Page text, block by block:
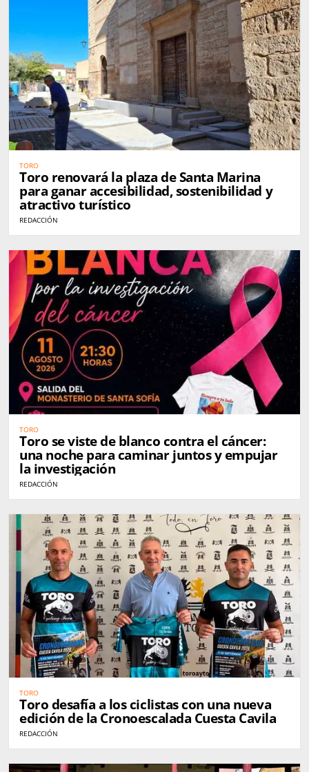
TORO
Toro renovará la plaza de Santa Marina
para ganar accesibilidad, sostenibilidad y
atractivo turístico
REDACCIÓN
TORO
Toro se viste de blanco contra el cáncer:
una noche para caminar juntos y empujar
la investigación
REDACCIÓN
TORO
Toro desafía a los ciclistas con una nueva
edición de la Cronoescalada Cuesta Cavila
REDACCIÓN